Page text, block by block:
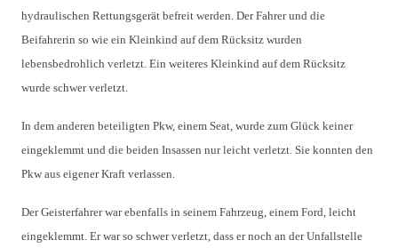
hydraulischen Rettungsgerät befreit werden. Der Fahrer und die
Beifahrerin so wie ein Kleinkind auf dem Rücksitz wurden
lebensbedrohlich verletzt. Ein weiteres Kleinkind auf dem Rücksitz
wurde schwer verletzt.
In dem anderen beteiligten Pkw, einem Seat, wurde zum Glück keiner
eingeklemmt und die beiden Insassen nur leicht verletzt. Sie konnten den
Pkw aus eigener Kraft verlassen.
Der Geisterfahrer war ebenfalls in seinem Fahrzeug, einem Ford, leicht
eingeklemmt. Er war so schwer verletzt, dass er noch an der Unfallstelle